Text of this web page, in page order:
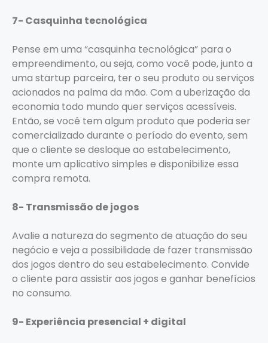
7- Casquinha tecnológica
Pense em uma “casquinha tecnológica” para o
empreendimento, ou seja, como você pode, junto a
uma startup parceira, ter o seu produto ou serviços
acionados na palma da mão. Com a uberização da
economia todo mundo quer serviços acessíveis.
Então, se você tem algum produto que poderia ser
comercializado durante o período do evento, sem
que o cliente se desloque ao estabelecimento,
monte um aplicativo simples e disponibilize essa
compra remota.
8- Transmissão de jogos
Avalie a natureza do segmento de atuação do seu
negócio e veja a possibilidade de fazer transmissão
dos jogos dentro do seu estabelecimento. Convide
o cliente para assistir aos jogos e ganhar benefícios
no consumo.
9- Experiência presencial + digital